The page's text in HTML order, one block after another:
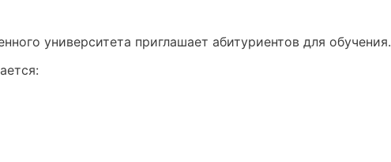
университета приглашает абитуриентов для обучения.